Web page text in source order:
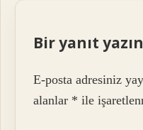
Bir yanıt yazın
E-posta adresiniz
alanlar * ile